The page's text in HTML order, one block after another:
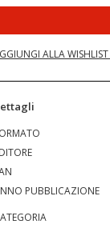
ALLA WISHLIST
PUBBLICAZIONE